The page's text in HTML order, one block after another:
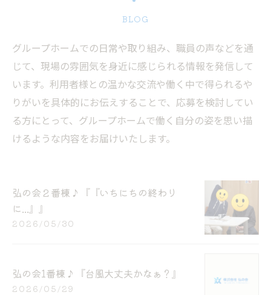
BLOG
グループホームでの日常や取り組み、職員の声などを通
じて、現場の雰囲気を身近に感じられる情報を発信して
います。利用者様との温かな交流や働く中で得られるや
りがいを具体的にお伝えすることで、応募を検討してい
る方にとって、グループホームで働く自分の姿を思い描
けるような内容をお届けいたします。
弘の会２番棟♪『『いちにちの終わり
に...』』
2026/05/30
弘の会1番棟♪『台風大丈夫かなぁ？』
2026/05/29